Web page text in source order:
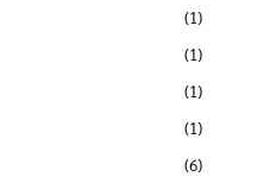
(1)
(1)
(1)
(1)
(6)